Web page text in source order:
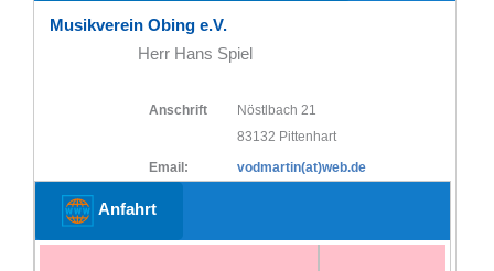
Musikverein Obing e.V.
Herr Hans Spiel
Anschrift
Nöstlbach 21
83132 Pittenhart
Email:
vodmartin(at)web.de
Anfahrt